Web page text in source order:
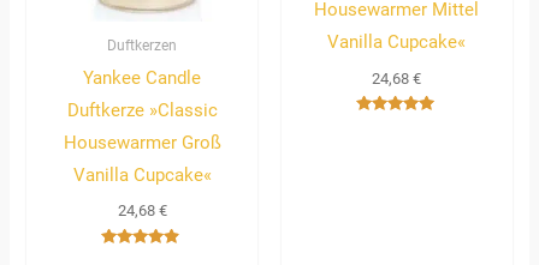
Duftkerzen
Yankee Candle
Duftkerze »Classic
Housewarmer Groß
Vanilla Cupcake«
24,68 €
Housewarmer Mittel
Vanilla Cupcake«
24,68€